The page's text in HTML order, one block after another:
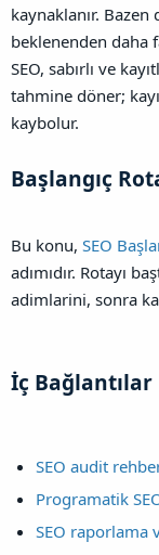
kaynaklanır.
beklenenden daha
SEO, sabırlı ve
tahmine döner;
kaybolur.
Başlangıç
Bu konu, SEO
adımıdır. Rotayı
adimlarini, sonra
İç Bağlantılar​
SEO audit
Programatik
SEO raporlama